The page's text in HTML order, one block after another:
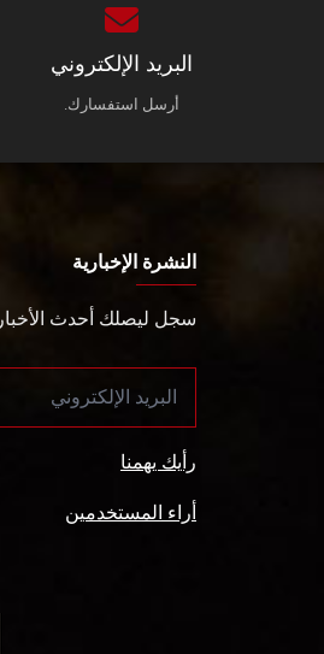
البريد الإلكتروني
أرسل استفسارك.
النشرة الإخبارية
سجل ليصلك أحدث الأخبار
رأيك يهمنا
أراء المستخدمين